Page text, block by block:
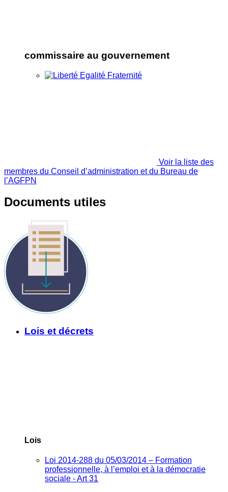
commissaire au gouvernement
Voir la liste des
membres du Conseil d’administration et du Bureau de
l’AGFPN
Documents utiles
Lois et décrets
Lois
Loi 2014-288 du 05/03/2014 – Formation
professionnelle, à l’emploi et à la démocratie
sociale - Art 31